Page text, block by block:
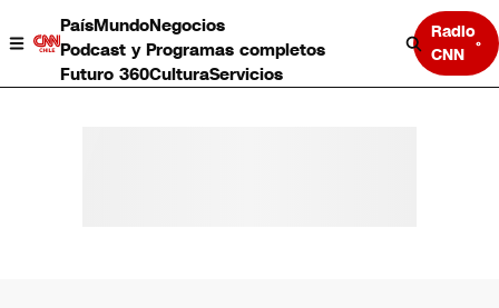
PaísMundoNegocios
Podcast y Programas completos
Futuro 360CulturaServicios
Radio
CNN